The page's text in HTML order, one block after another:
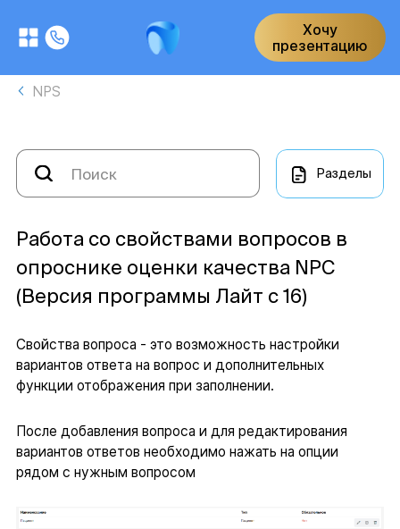
Хочу
презентацию
NPS
Разделы
Работа со свойствами вопросов в
опроснике оценки качества NPC
(Версия программы Лайт с 16)
Свойства вопроса - это возможность настройки
вариантов ответа на вопрос и дополнительных
функции отображения при заполнении.
После добавления вопроса и для редактирования
вариантов ответов необходимо нажать на опции
рядом с нужным вопросом